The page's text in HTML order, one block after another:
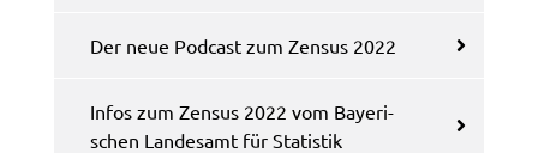
Der neue Podcast zum Zensus 2022
Infos zum Zensus 2022 vom Baye­ri­
schen Landes­amt für Statis­tik
Landesamt für Digitalisierung, Breitband und
Vermessung